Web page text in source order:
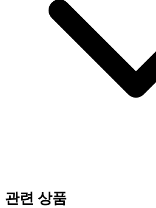
관련 상품